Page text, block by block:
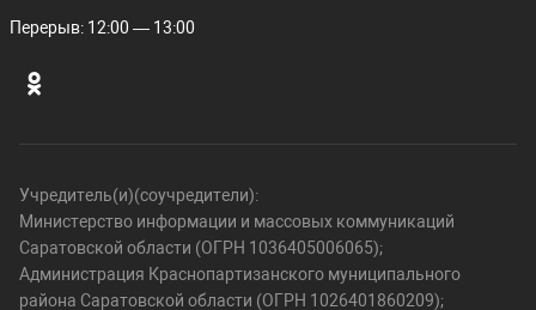
Перерыв: 12:00 — 13:00
Учредитель(и)(соучредители):
Министерство информации и массовых коммуникаций
Саратовской области (ОГРН 1036405006065);
Администрация Краснопартизанского муниципального
района Саратовской области (ОГРН 1026401860209);